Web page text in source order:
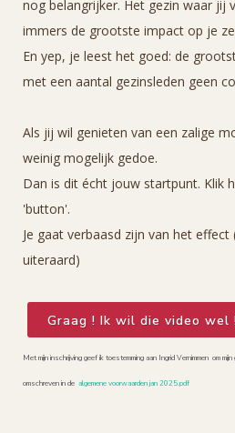
nog belangrijker. Het gezin waar jij
immers de grootste impact op je
En yep, je leest het goed: de
met een aantal gezinsleden geen
Als jij wil genieten van een zalige
weinig mogelijk gedoe.
Dan is dit écht jouw startpunt. Klik
'button'.
Je gaat verbaasd zijn van het
uiteraard)
Graag ! Ik wil die video wel
Met mijn inschrijving geef ik toestemming aan Ingrid Vernimmen om
omschreven in de algemene voorwaarden jan 2025.pdf